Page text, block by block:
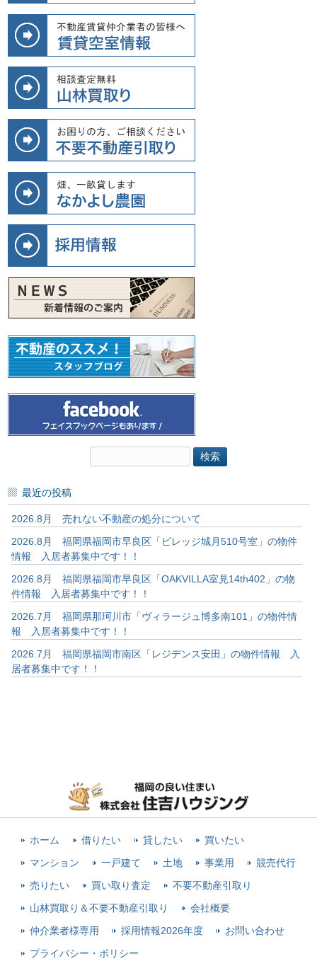
最近の投稿
2026.8月 売れない不動産の処分について
2026.8月 福岡県福岡市早良区「ビレッジ城月510号室」の物件
情報 入居者募集中です！！
2026.8月 福岡県福岡市早良区「OAKVILLA室見14th402」の物
件情報 入居者募集中です！！
2026.7月 福岡県那珂川市「ヴィラージュ博多南101」の物件情
報 入居者募集中です！！
2026.7月 福岡県福岡市南区「レジデンス安田」の物件情報 入
居者募集中です！！
ホーム 借りたい 貸したい 買いたい
マンション 一戸建て 土地 事業用 競売代行
売りたい 買い取り査定 不要不動産引取り
山林買取り＆不要不動産引取り 会社概要
仲介業者様専用 採用情報2026年度 お問い合わせ
プライバシー・ポリシー